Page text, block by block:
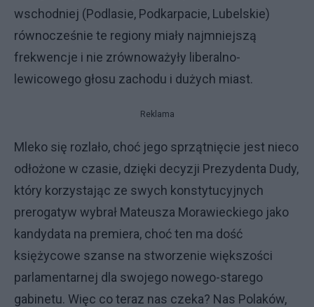
wschodniej (Podlasie, Podkarpacie, Lubelskie)
równocześnie te regiony miały najmniejszą
frekwencje i nie zrównoważyły liberalno-
lewicowego głosu zachodu i dużych miast.
Reklama
Mleko się rozlało, choć jego sprzątnięcie jest nieco
odłożone w czasie, dzięki decyzji Prezydenta Dudy,
który korzystając ze swych konstytucyjnych
prerogatyw wybrał Mateusza Morawieckiego jako
kandydata na premiera, choć ten ma dość
księżycowe szanse na stworzenie większości
parlamentarnej dla swojego nowego-starego
gabinetu. Więc co teraz nas czeka? Nas Polaków,